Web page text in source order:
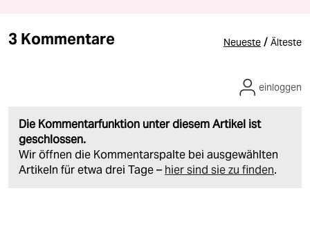
3 Kommentare Neueste / Älteste
Die Kommentarfunktion unter diesem Artikel ist
geschlossen.
Wir öffnen die Kommentarspalte bei ausgewählten
Artikeln für etwa drei Tage – hier sind sie zu finden.
einloggen